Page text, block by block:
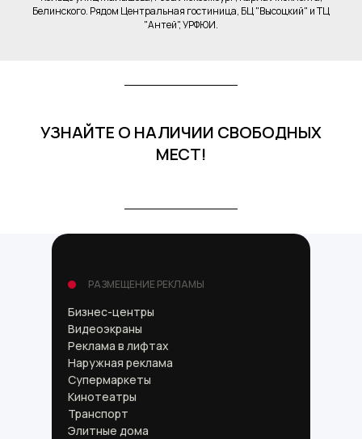
Белинского. Рядом Центральная гостиница, БЦ "Высоцкий" и ТЦ
"Антей", УРФЮИ.
УЗНАЙТЕ О НАЛИЧИИ СВОБОДНЫХ
МЕСТ!
РАЗМЕЩЕНИЕ РЕКЛАМЫ
Бизнес-центры
Видеоэкраны
Реклама в лифтах
Наружная реклама
Супермаркеты
Кинотеатры
Транспорт
Элитные дома